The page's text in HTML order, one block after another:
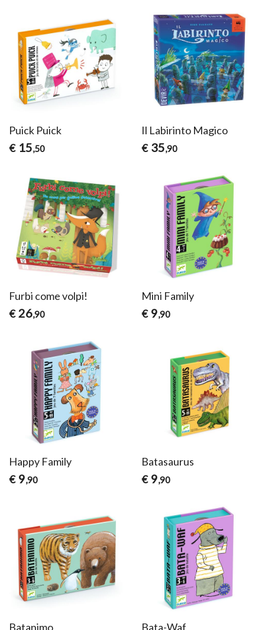
Puick Puick
€ 15,50
Il Labirinto Magico
€ 35,90
Furbi come volpi!
€ 26,90
Mini Family
€ 9,90
Happy Family
€ 9,90
Batasaurus
€ 9,90
Batanimo Bata-Waf